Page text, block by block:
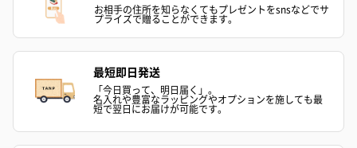
お酒
お酒を同梱してお届けいたします。
※20歳未満の方への酒類の販売はいたしません。
お相手の住所を知らなくてもプレゼントをsnsなどでサ
プライズで贈ることができます。
最短即日発送
「今日買って、明日届く」。
名入れや豊富なラッピングやオプションを施しても最
短で翌日にお届けが可能です。